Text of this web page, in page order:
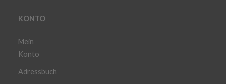
KONTO
Mein
Konto
Adressbuch